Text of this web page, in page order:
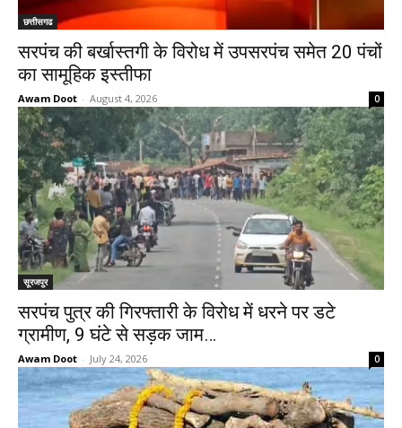
छत्तीसगढ
सरपंच की बर्खास्तगी के विरोध में उपसरपंच समेत 20 पंचों
का सामूहिक इस्तीफा
Awam Doot - August 4, 2026 0
सूरजपुर
सरपंच पुत्र की गिरफ्तारी के विरोध में धरने पर डटे
ग्रामीण, 9 घंटे से सड़क जाम…
Awam Doot - July 24, 2026 0